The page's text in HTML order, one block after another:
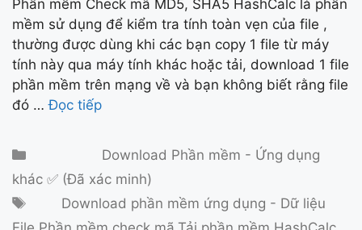
Phần mềm Check mã MD5, SHA5 HashCalc là phần
mềm sử dụng để kiểm tra tính toàn vẹn của file ,
thường được dùng khi các bạn copy 1 file từ máy
tính này qua máy tính khác hoặc tải, download 1 file
phần mềm trên mạng về và bạn không biết rằng file
đó …Đọc tiếp
Danh mụcDownload Phần mềm - Ứng dụng
khác ✅ (Đã xác minh)
ThẻDownload phần mềm ứng dụng - Dữ liệu